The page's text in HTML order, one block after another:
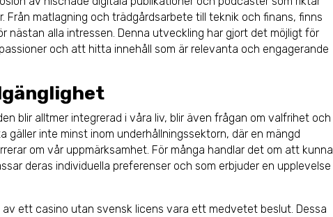
Från matlagning och trädgårdsarbete till teknik och finans, finns
nästan alla intressen. Denna utveckling har gjort det möjligt för
och att hitta innehåll som är relevanta och engagerande
blir alltmer integrerad i våra liv, blir även frågan om valfrihet och
gäller inte minst inom underhållningssektorn, där en mängd
om vår uppmärksamhet. För många handlar det om att kunna
deras individuella preferenser och som erbjuder en upplevelse
ett casino utan svensk licens vara ett medvetet beslut. Dessa